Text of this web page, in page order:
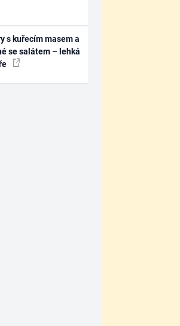
s kuřecím masem a
se salátem – lehká